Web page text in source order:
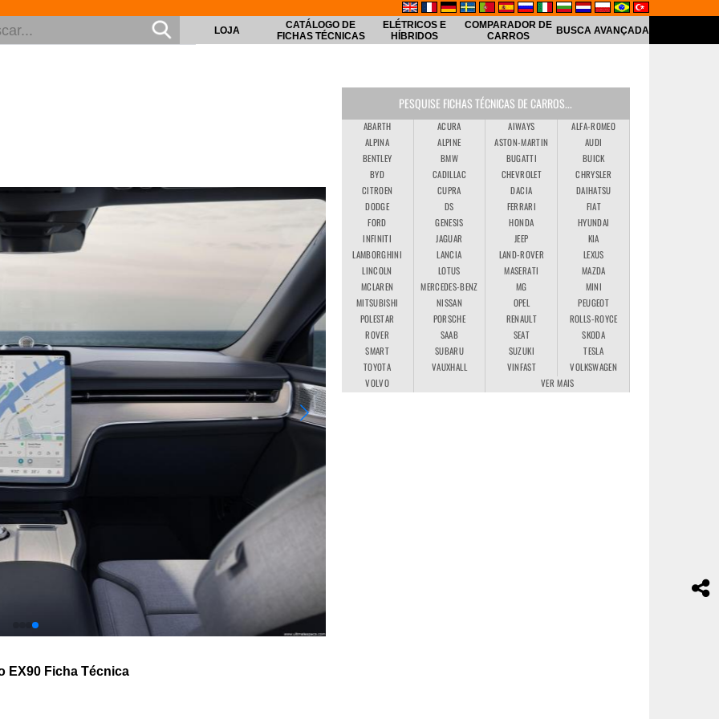
LOJA
CATÁLOGO DE
FICHAS TÉCNICAS
ELÉTRICOS E
HÍBRIDOS
COMPARADOR DE
CARROS
BUSCA AVANÇADA
EX90 Ficha Técnica
PESQUISE FICHAS TÉCNICAS DE CARROS...
ABARTH ACURA AIWAYS
ALFA-ROMEO
ALPINA
ALPINE ASTON-MARTIN
AUDI
BENTLEY
BMW BUGATTI
BUICK
BYD
CADILLAC CHEVROLET
CHRYSLER
CITROEN
CUPRA DACIA
DAIHATSU
DODGE
DS FERRARI
FIAT
FORD
GENESIS HONDA
HYUNDAI
INFINITI
JAGUAR JEEP
KIA
LAMBORGHINI
LANCIA LAND-ROVER
LEXUS
LINCOLN
LOTUS MASERATI
MAZDA
MCLAREN
MERCEDES-BENZ MG
MINI
MITSUBISHI
NISSAN OPEL
PEUGEOT
POLESTAR
PORSCHE RENAULT
ROLLS-ROYCE
ROVER
SAAB SEAT
SKODA
SMART
SUBARU SUZUKI
TESLA
TOYOTA
VAUXHALL VINFAST
VOLKSWAGEN
VOLVO
VER MAIS